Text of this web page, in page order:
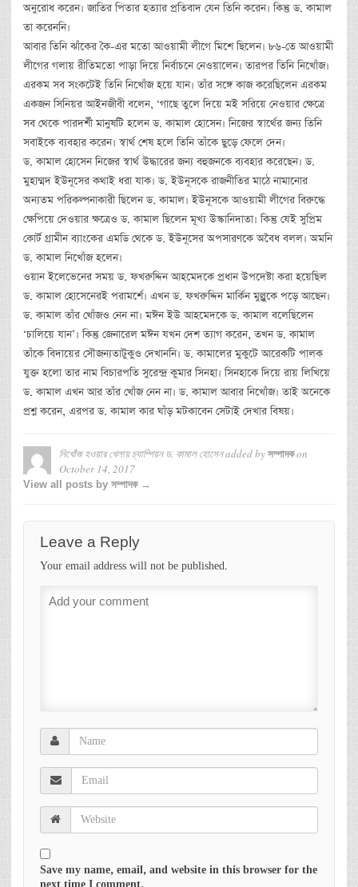
অনুরোধ করেন। জাতির পিতার হত্যার প্রতিবাদ যেন তিনি করেন। কিন্তু ড. কামাল
তা করেননি।
আবার তিনি ঝাঁকের কৈ-এর মতো আওয়ামী লীগে মিশে ছিলেন। ৮৬-তে আওয়ামী
লীগের গলায় রীতিমতো পাড়া দিয়ে নির্বাচনে নেওয়ালেন। তারপর তিনি নিখোঁজ।
এরকম সব সংকটেই তিনি নিখোঁজ হয়ে যান। তাঁর সঙ্গে কাজ করেছিলেন এরকম
একজন সিনিয়র আইনজীবী বলেন, ‘গাছে তুলে দিয়ে মই সরিয়ে নেওয়ার ক্ষেত্রে
সব থেকে পারদর্শী মানুষটি হলেন ড. কামাল হোসেন। নিজের স্বার্থের জন্য তিনি
সবাইকে ব্যবহার করেন। স্বার্থ শেষ হলে তিনি তাঁকে ছুড়ে ফেলে দেন।
ড. কামাল হোসেন নিজের স্বার্থ উদ্ধারের জন্য বহুজনকে ব্যবহার করেছেন। ড.
মুহাম্মদ ইউনূসের কথাই ধরা যাক। ড. ইউনূসকে রাজনীতির মাঠে নামানোর
অন্যতম পরিকল্পনাকারী ছিলেন ড. কামাল। ইউনূসকে আওয়ামী লীগের বিরুদ্ধে
ক্ষেপিয়ে দেওয়ার ক্ষত্রেও ড. কামাল ছিলেন মূখ্য উস্কানিদাতা। কিন্তু যেই সুপ্রিম
কোর্ট গ্রামীন ব্যাংকের এমডি থেকে ড. ইউনূসের অপসারণকে অবৈধ বলল। অমনি
ড. কামাল নিখোঁজ হলেন।
ওয়ান ইলেভেনের সময় ড. ফখরুদ্দিন আহমেদকে প্রধান উপদেষ্টা করা হয়েছিল
ড. কামাল হোসেনেরই পরামর্শে। এখন ড. ফখরুদ্দিন মার্কিন মুল্লুুকে পড়ে আছেন।
ড. কামাল তাঁর খোঁজও নেন না। মঈন ইউ আহমেদকে ড. কামাল বলেছিলেন
‘চালিয়ে যান’। কিন্তু জেনারেল মঈন যখন দেশ ত্যাগ করেন, তখন ড. কামাল
তাঁকে বিদায়ের সৌজন্যতাটুকুও দেখাননি। ড. কামালের মুকুটে আরেকটি পালক
যুক্ত হলো তার নাম বিচারপতি সুরেন্দ্র কুমার সিনহা। সিনহাকে দিয়ে রায় লিখিয়ে
ড. কামাল এখন আর তাঁর খোঁজ নেন না। ড. কামাল আবার নিখোঁজ। তাই অনেকে
প্রশ্ন করেন, এরপর ড. কামাল কার ঘাঁড় মটকাবেন সেটাই দেখার বিষয়।
নিখোঁজ হওয়ার খেলায় চ্যাম্পিয়ন ড. কামাল হোসেনadded by সম্পাদকon
October 14, 2017
View all posts by সম্পাদক →
Leave a Reply
Your email address will not be published.
Save my name, email, and website in this browser for the
next time I comment.